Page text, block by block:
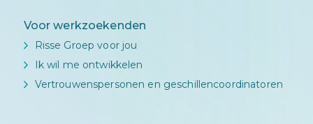
Voor werkzoekenden
Risse Groep voor jou
Ik wil me ontwikkelen
Vertrouwenspersonen en geschillencoordinatoren